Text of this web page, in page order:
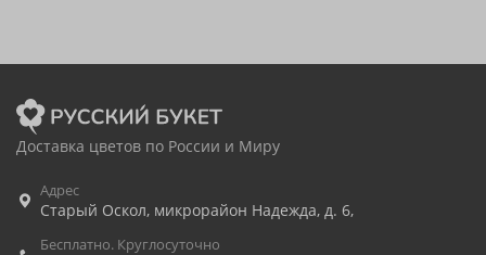
Доставка цветов по России и Миру
Адрес
Старый Оскол, микрорайон Надежда, д. 6,
Бесплатно. Круглосуточно